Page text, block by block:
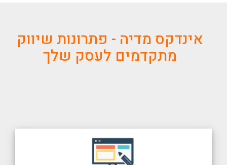
אינדקס מדיה - פתרונות שיווק
מתקדמים לעסק שלך